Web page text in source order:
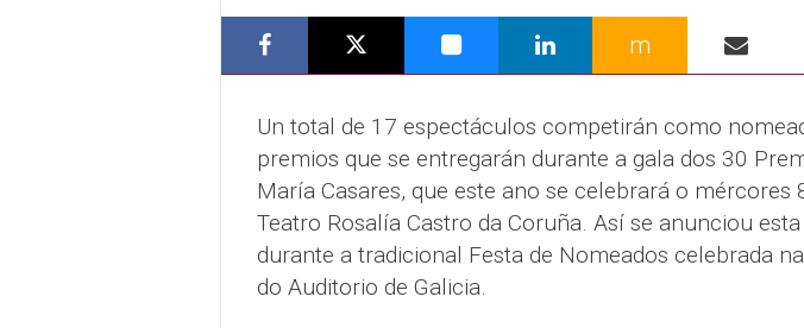
m
Un total de 17 espectáculos competirán como
premios que se entregarán durante a gala dos 30
María Casares, que este ano se celebrará o mércores
Teatro Rosalía Castro da Coruña. Así se anunciou
durante a tradicional Festa de Nomeados celebrada
do Auditorio de Galicia.